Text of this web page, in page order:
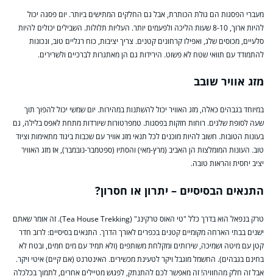
מעברי הפסגות הם גולת הכותרת, אבל גם החלקים המתישים ביותר. יום פסגה יכול
להיות ארוך, 8-10 שעות הליכה ולפעמים יותר. העליות תלולות. השבילים יכולים להיות
סלעיים, מכוסים שלג, ואפילו קרחונים קטנים. צריך יציבות, כוח רגליים טוב, ונכונות
להתמודד עם תוואי שטח לא פשוט. הירידות גם הן מאתגרות לברכיים ולשרירים.
מזג אוויר שובב
במיוחד בגבהים כאלה, מזג האוויר יכול להשתנות במהירות. יום שמשי יכול להפוך תוך
שעה לסופת שלגים. רוחות חזקות בפסגות. טמפרטורות שיורדות מתחת לאפס בלילה, גם
בעונות הטובות. חשוב להיות מוכנים לכל תנאי מזג אוויר עם שכבות ביגוד מתאימות וציוד
טוב. העונות המומלצות הן האביב (מרץ-מאי) והסתיו (ספטמבר-נובמבר), אז מזג האוויר
יציב יחסית והראות טובה.
התנאים הבסיסיים – יתרון או חסרון?
טרק בנפאל הוא בדרך כלל "טי האוס טרקינג" (Tea House Trekking). זה אומר שאתם
ישנים בבתי הארחה מקומיים קטנים בכפרים לאורך הדרך. התנאים בסיסיים: לרוב חדר
קטן עם מיטה ושמיכה, שירותים ומקלחת משותפים (ולא תמיד עם מים חמים, ובטח לא
בחינם בגבהים). החשמל מוגבל ויקר לטעינת מכשירים. האינטרנט (אם קיים) איטי ויקר.
אבל זה חלק מהחוויה! זה מאפשר לכם להתנתק, לפגוש מטיילים אחרים, לתמוך בכלכלה